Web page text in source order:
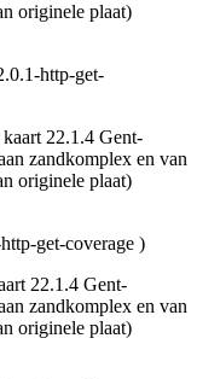
originele plaat)
http-get-
22.1.4 Gent-
zandkomplex en van
originele plaat)
get-coverage )
22.1.4 Gent-
zandkomplex en van
originele plaat)